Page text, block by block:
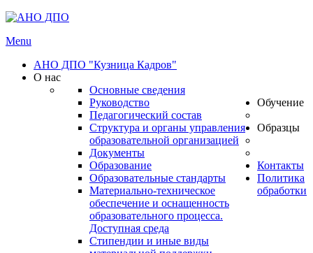
Menu
АНО ДПО "Кузница Кадров"
О нас
Основные сведения
Руководство
Педагогический состав
Структура и органы управления
образовательной организацией
Документы
Образование
Образовательные стандарты
Материально-техническое
обеспечение и оснащенность
образовательного процесса.
Доступная среда
Стипендии и иные виды
Обучение
Образцы
Контакты
Политика
обработки